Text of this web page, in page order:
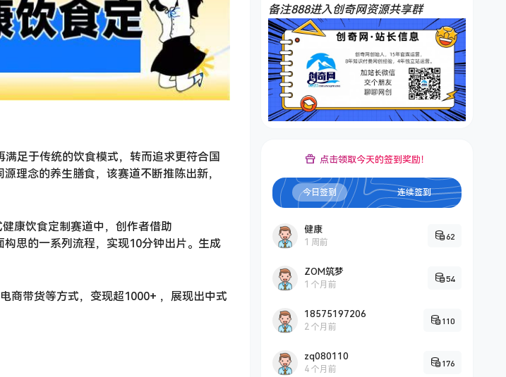
足于传统的饮食模式，转而追求更符合国
理念的养生膳食，该赛道不断推陈出新，
康饮食定制赛道中，创作者借助
思的一系列流程，实现10分钟出片。生成
商带货等方式，变现超1000+ ，展现出中式
备注888进入创奇网资源共享群
点击领取今天的签到奖励！
今日签到 连续签到
健康
1 周前
62
ZOM筑梦
1 个月前
54
18575197206
2 个月前
110
zq080110
4 个月前
176